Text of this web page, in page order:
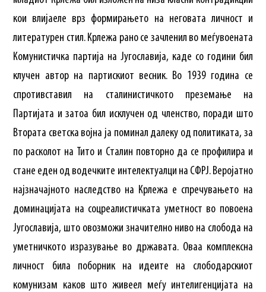
кои влијаеле врз формирањето на неговата личност и
литературен стил. Крлежа рано се зачленил во меѓувоената
Комунистичка партија на Југославија, каде со години бил
клучен автор на партискиот весник. Во 1939 година се
спротивставил на сталинистичкото преземање на
Партијата и затоа бил исклучен од членство, поради што
Втората светска војна ја поминал далеку од политиката, за
по расколот на Тито и Сталин повторно да се профилира и
стане еден од водечките интелектуалци на СФРЈ. Веројатно
најзначајното наследство на Крлежа е спречувањето на
доминацијата на соцреалистичката уметност во повоена
Југославија, што овозможи значително ниво на слобода на
уметничкото изразување во државата. Оваа комплексна
личност била поборник на идеите на слободарскиот
комунизам каков што живеел меѓу интелигенцијата на